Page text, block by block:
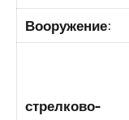
Вооружение:
стрелково-